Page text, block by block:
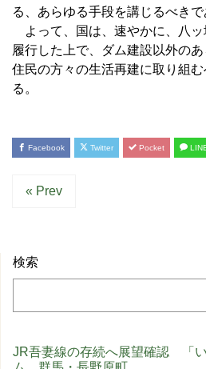
る、あらゆる手段を講じるべきで
よって、国は、速やかに、八
履行した上で、ダム建設以外の
住民の方々の生活再建に取り組
る。 以
Facebook Twitter Pocket
« Prev
検索
JR吾妻線の存続へ展望確認 「